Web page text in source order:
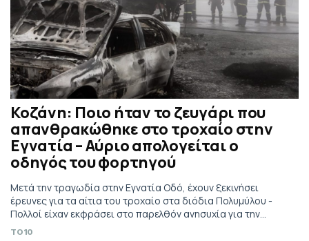
Κοζάνη: Ποιο ήταν το ζευγάρι που
απανθρακώθηκε στο τροχαίο στην
Εγνατία – Αύριο απολογείται ο
οδηγός του φορτηγού
Μετά την τραγωδία στην Εγνατία Οδό, έχουν ξεκινήσει
έρευνες για τα αίτια του τροχαίο στα διόδια Πολυμύλου -
Πολλοί είχαν εκφράσει στο παρελθόν ανησυχία για την
επικινδυνότητα του σημείου
TO10